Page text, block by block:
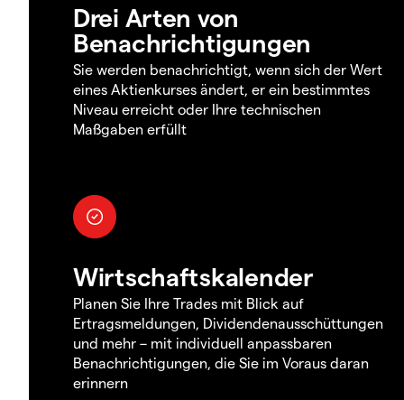
Drei Arten von
Benachrichtigungen
Sie werden benachrichtigt, wenn sich der Wert
eines Aktienkurses ändert, er ein bestimmtes
Niveau erreicht oder Ihre technischen
Maßgaben erfüllt
Wirtschaftskalender
Planen Sie Ihre Trades mit Blick auf
Ertragsmeldungen, Dividendenausschüttungen
und mehr – mit individuell anpassbaren
Benachrichtigungen, die Sie im Voraus daran
erinnern